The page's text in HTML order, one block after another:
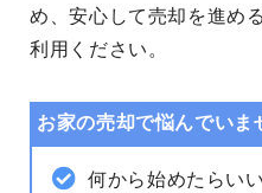
め、安心して売却を進め
利用ください。
お家の売却で悩んでいま
何から始めたらい